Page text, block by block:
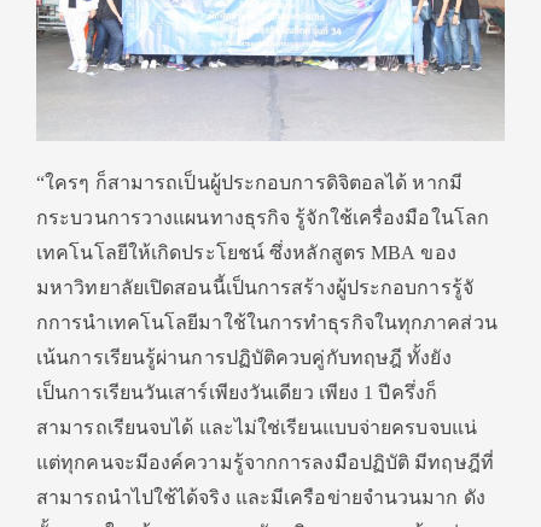
“ใครๆ ก็สามารถเป็นผู้ประกอบการดิจิตอลได้ หากมี
กระบวนการวางแผนทางธุรกิจ รู้จักใช้เครื่องมือในโลก
เทคโนโลยีให้เกิดประโยชน์ ซึ่งหลักสูตร MBA ของ
มหาวิทยาลัยเปิดสอนนี้เป็นการสร้างผู้ประกอบการรู้จั
กการนำเทคโนโลยีมาใช้ในการทำธุรกิจในทุกภาคส่วน
เน้นการเรียนรู้ผ่านการปฏิบัติควบคู่กับทฤษฎี ทั้งยัง
เป็นการเรียนวันเสาร์เพียงวันเดียว เพียง 1 ปีครึ่งก็
สามารถเรียนจบได้ และไม่ใช่เรียนแบบจ่ายครบจบแน่
แต่ทุกคนจะมีองค์ความรู้จากการลงมือปฏิบัติ มีทฤษฎีที่
สามารถนำไปใช้ได้จริง และมีเครือข่ายจำนวนมาก ดัง